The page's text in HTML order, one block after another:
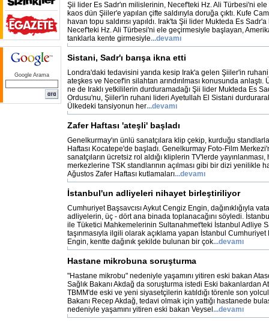
Google Arama
Şii lider Es Sadr'ın milislerinin, Necef'teki Hz. Ali Türbesi'ni
kaos dün Şiiler'e yapılan çifte saldırıyla doruğa çıktı. Kufe
havan topu saldırısı yapıldı. Irak'ta Şii lider Mukteda Es
Necef'teki Hz. Ali Türbesi'ni ele geçirmesiyle başlayan,
tanklarla kente girmesiyle...devamı
Sistani, Sadr'ı barışa ikna etti
Londra'daki tedavisini yarıda kesip Irak'a gelen Şiiler'in
ateşkes ve Necef'in silahtan arındırılması konusunda anlaştı.
ne de Iraklı yetkililerin durduramadağı Şii lider Mukteda Es
Ordusu'nu, Şiiler'in ruhani lideri Ayetullah El Sistani
Ülkedeki tansiyonun her...devamı
Zafer Haftası 'ateşli' başladı
Genelkurmay'ın ünlü sanatçılara klip çekip, kurduğu
Haftası Kocatepe'de başladı. Genelkurmay Foto-Film
sanatçıların ücretsiz rol aldığı kliplerin TV'lerde
merkezlerine TSK standlarının açılması gibi bir dizi yenilikle
Ağustos Zafer Haftası kutlamaları...devamı
İstanbul'un adliyeleri nihayet birleştiriliyor
Cumhuriyet Başsavcısı Aykut Cengiz Engin, dağınıklığıyla
adliyelerin, üç - dört ana binada toplanacağını söyledi.
ile Tüketici Mahkemelerinin Sultanahmet'teki İstanbul Adliye
taşınmasıyla ilgili olarak açıklama yapan İstanbul Cumhuriyet
Engin, kentte dağınık şekilde bulunan bir çok...devamı
Hastane mikrobuna soruşturma
"Hastane mikrobu" nedeniyle yaşamını yitiren eski bakan
Sağlık Bakanı Akdağ da soruşturma istedi Eski bakanlardan
TBMM'de eski ve yeni siyasetçilerin katıldığı törenle son
Bakanı Recep Akdağ, tedavi olmak için yattığı hastanede
nedeniyle yaşamını yitiren eski bakan Veysel ...devamı